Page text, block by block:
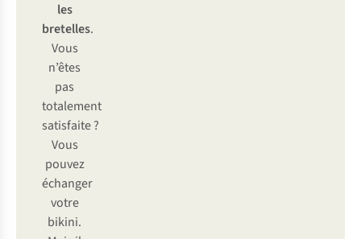
les
bretelles.
Vous
n’êtes
pas
totalement
satisfaite ?
Vous
pouvez
échanger
votre
bikini.